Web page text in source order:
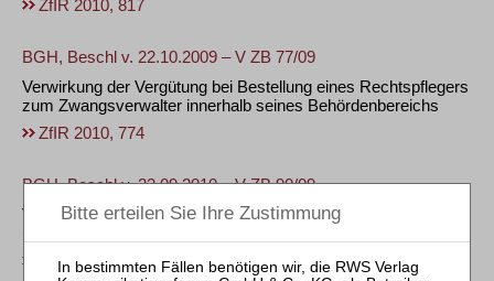
ZfIR 2010, 817
BGH, Beschl v. 22.10.2009 – V ZB 77/09
Verwirkung der Vergütung bei Bestellung eines Rechtspflegers
zum Zwangsverwalter innerhalb seines Behördenbereichs
ZfIR 2010, 774
BGH, Beschl v. 23.09.2010 – V ZB 90/09
Vergütungsrechtliche Folgen für Zwangsverwalter bei
ZfIR 2010, 774